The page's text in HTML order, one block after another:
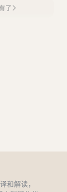
了
和解读，